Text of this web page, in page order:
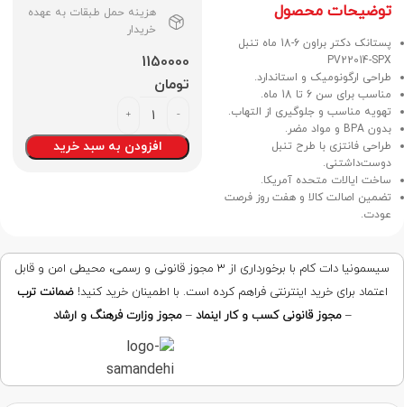
توضیحات محصول
پستانک دکتر براون 6-18 ماه تنبل
PV22014-SPX
طراحی ارگونومیک و استاندارد.
مناسب برای سن 6 تا 18 ماه.
تهویه مناسب و جلوگیری از التهاب.
بدون BPA و مواد مضر.
طراحی فانتزی با طرح تنبل
دوست‌داشتنی.
ساخت ایالات متحده آمریکا.
تضمین اصالت کالا و هفت روز فرصت
عودت.
هزینه حمل طبقات به عهده
خریدار
1150000
تومان
افزودن به سبد خرید
سیسمونیا دات کام با برخورداری از ۳ مجوز قانونی و رسمی، محیطی امن و قابل
اعتماد برای خرید اینترنتی فراهم کرده است. با اطمینان خرید کنید!ضمانت ترب
–مجوز قانونی کسب و کار اینماد –مجوز وزارت فرهنگ و ارشاد